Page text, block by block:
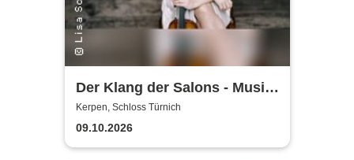
Der Klang der Salons - Musik
und Gesellschaft bei Marcel
Proust
Kerpen, Schloss Türnich
09.10.2026